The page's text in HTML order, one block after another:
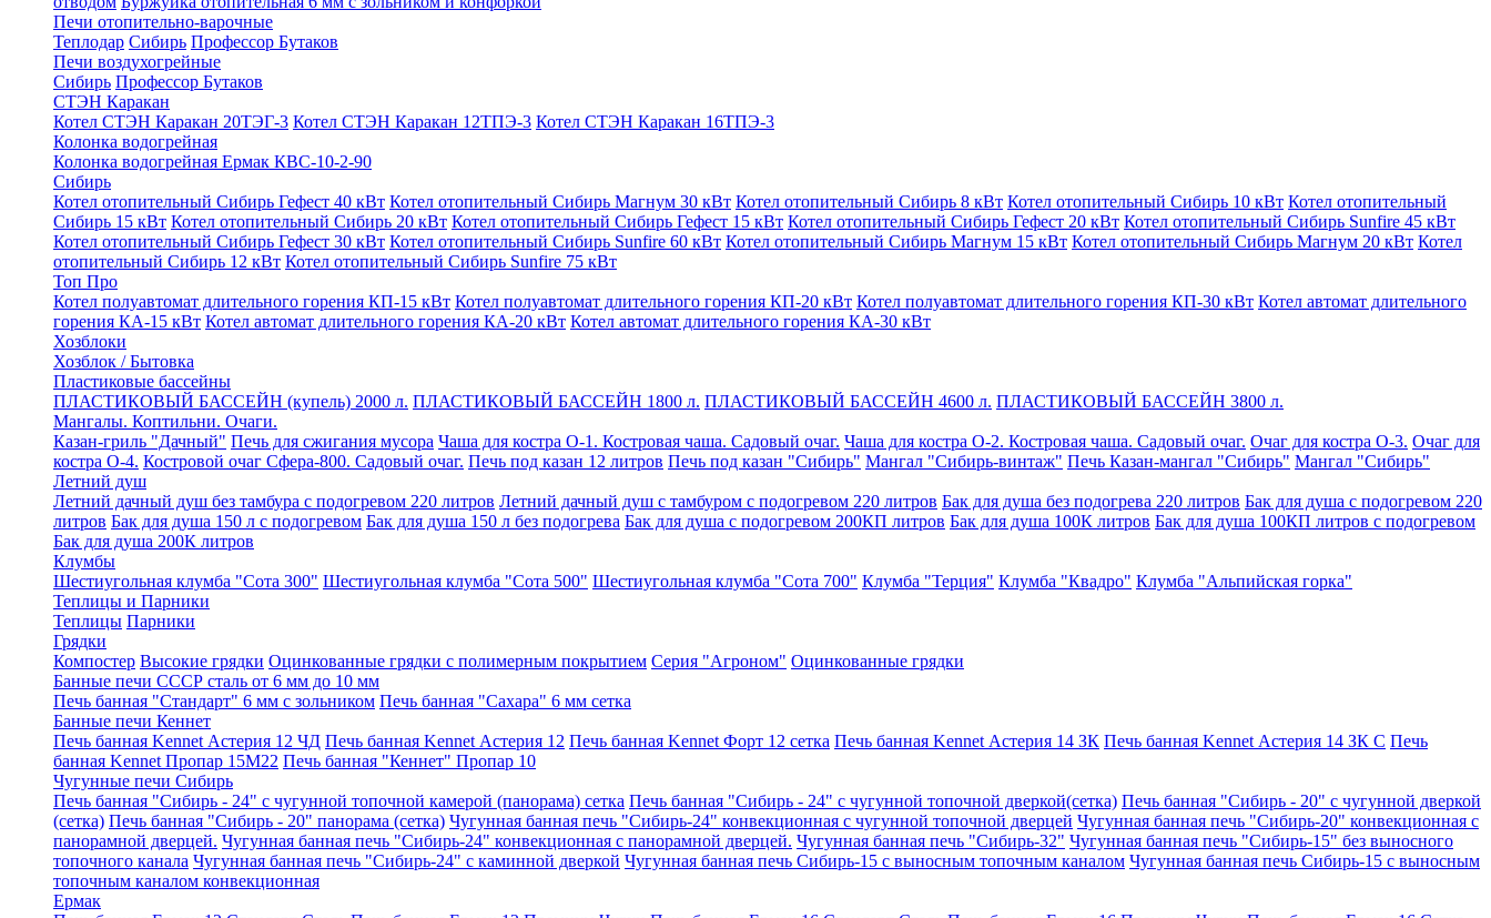
Печи отопительно-варочные
Теплодар Сибирь Профессор Бутаков
Печи воздухогрейные
Сибирь Профессор Бутаков
СТЭН Каракан
Котел СТЭН Каракан 20ТЭГ-3 Котел СТЭН Каракан 12ТПЭ-3 Котел СТЭН Каракан 16ТПЭ-3
Колонка водогрейная
Колонка водогрейная Ермак КВС-10-2-90
Сибирь
Котел отопительный Сибирь Гефест 40 кВт Котел отопительный Сибирь Магнум 30 кВт Котел отопительный Сибирь 8 кВт Котел отопительный Сибирь 10 кВт Котел отопительный
Сибирь 15 кВт Котел отопительный Сибирь 20 кВт Котел отопительный Сибирь Гефест 15 кВт Котел отопительный Сибирь Гефест 20 кВт Котел отопительный Сибирь Sunfire 45 кВт
Котел отопительный Сибирь Гефест 30 кВт Котел отопительный Сибирь Sunfire 60 кВт Котел отопительный Сибирь Магнум 15 кВт Котел отопительный Сибирь Магнум 20 кВт Котел
отопительный Сибирь 12 кВт Котел отопительный Сибирь Sunfire 75 кВт
Топ Про
Котел полуавтомат длительного горения КП-15 кВт Котел полуавтомат длительного горения КП-20 кВт Котел полуавтомат длительного горения КП-30 кВт Котел автомат длительного
горения КА-15 кВт Котел автомат длительного горения КА-20 кВт Котел автомат длительного горения КА-30 кВт
Хозблоки
Хозблок / Бытовка
Пластиковые бассейны
ПЛАСТИКОВЫЙ БАССЕЙН (купель) 2000 л. ПЛАСТИКОВЫЙ БАССЕЙН 1800 л. ПЛАСТИКОВЫЙ БАССЕЙН 4600 л. ПЛАСТИКОВЫЙ БАССЕЙН 3800 л.
Мангалы. Коптильни. Очаги.
Казан-гриль "Дачный" Печь для сжигания мусора Чаша для костра О-1. Костровая чаша. Садовый очаг. Чаша для костра О-2. Костровая чаша. Садовый очаг. Очаг для костра О-3. Очаг для
костра О-4. Костровой очаг Сфера-800. Садовый очаг. Печь под казан 12 литров Печь под казан "Сибирь" Мангал "Сибирь-винтаж" Печь Казан-мангал "Сибирь" Мангал "Сибирь"
Летний душ
Летний дачный душ без тамбура с подогревом 220 литров Летний дачный душ с тамбуром с подогревом 220 литров Бак для душа без подогрева 220 литров Бак для душа с подогревом 220
литров Бак для душа 150 л с подогревом Бак для душа 150 л без подогрева Бак для душа с подогревом 200КП литров Бак для душа 100К литров Бак для душа 100КП литров с подогревом
Бак для душа 200К литров
Клумбы
Шестиугольная клумба "Сота 300" Шестиугольная клумба "Сота 500" Шестиугольная клумба "Сота 700" Клумба "Терция" Клумба "Квадро" Клумба "Альпийская горка"
Теплицы и Парники
Теплицы Парники
Грядки
Компостер Высокие грядки Оцинкованные грядки с полимерным покрытием Серия "Агроном" Оцинкованные грядки
Банные печи СССР сталь от 6 мм до 10 мм
Печь банная "Стандарт" 6 мм с зольником Печь банная "Сахара" 6 мм сетка
Банные печи Кеннет
Печь банная Kennet Астерия 12 ЧД Печь банная Kennet Астерия 12 Печь банная Kennet Форт 12 сетка Печь банная Kennet Астерия 14 ЗК Печь банная Kennet Астерия 14 ЗК С Печь
банная Kennet Пропар 15М22 Печь банная "Кеннет" Пропар 10
Чугунные печи Сибирь
Печь банная "Сибирь - 24" с чугунной топочной камерой (панорама) сетка Печь банная "Сибирь - 24" с чугунной топочной дверкой(сетка) Печь банная "Сибирь - 20" с чугунной дверкой
(сетка) Печь банная "Сибирь - 20" панорама (сетка) Чугунная банная печь "Сибирь-24" конвекционная с чугунной топочной дверцей Чугунная банная печь "Сибирь-20" конвекционная с
панорамной дверцей. Чугунная банная печь "Сибирь-24" конвекционная с панорамной дверцей. Чугунная банная печь "Сибирь-32" Чугунная банная печь "Сибирь-15" без выносного
топочного канала Чугунная банная печь "Сибирь-24" с каминной дверкой Чугунная банная печь Сибирь-15 с выносным топочным каналом Чугунная банная печь Сибирь-15 с выносным
топочным каналом конвекционная
Ермак